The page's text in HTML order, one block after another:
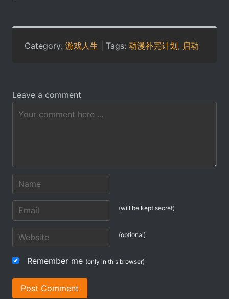
Category: 游戏人生 | Tags: 动漫补完计划, 启动
Leave a comment
(will be kept secret)
(optional)
Remember me (only in this browser)
Post Comment